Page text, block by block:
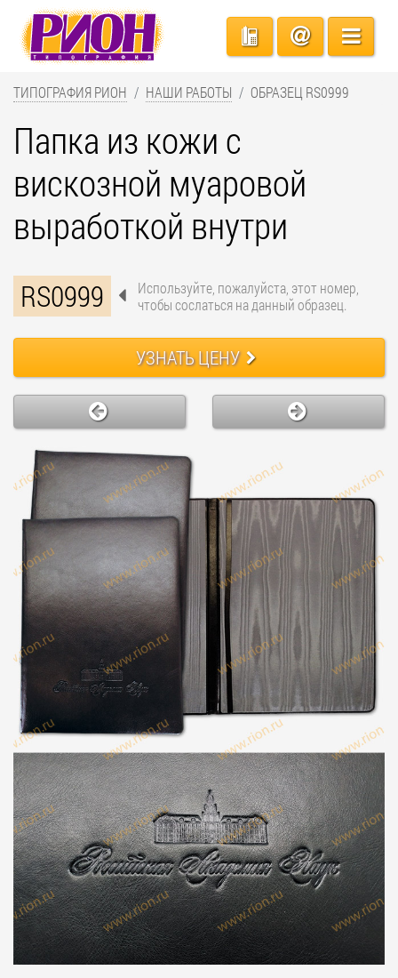
ТИПОГРАФИЯ РИОН НАШИ РАБОТЫ ОБРАЗЕЦ RS0999
Папка из кожи с
вискозной муаровой
выработкой внутри
RS0999
Используйте, пожалуйста, этот номер,
чтобы сослаться на данный образец.
УЗНАТЬ ЦЕНУ